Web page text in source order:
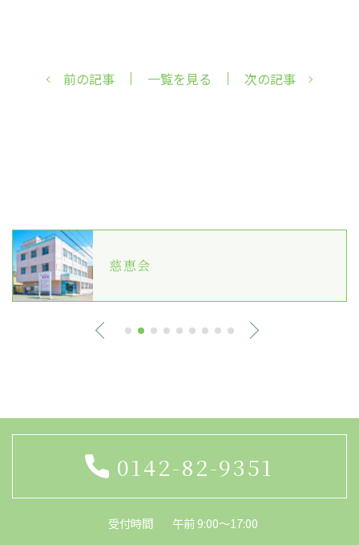
前の記事 一覧を見る 次の記事
慈恵会
0142-82-9351
受付時間 午前 9:00～17:00